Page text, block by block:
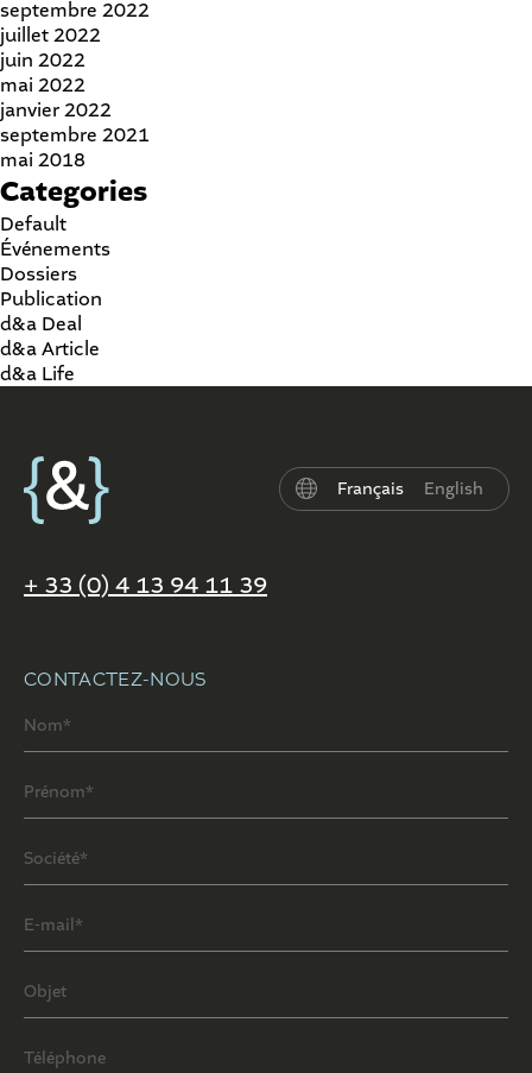
septembre 2022
juillet 2022
juin 2022
mai 2022
janvier 2022
septembre 2021
mai 2018
Categories
Default
Événements
Dossiers
Publication
d&a Deal
d&a Article
d&a Life
Français English
+ 33 (0) 4 13 94 11 39
CONTACTEZ-NOUS